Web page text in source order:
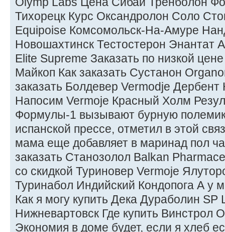
Тихорецк Курс Оксандролон Соло
Equipoise Комсомольск-На-Амуре
Новошахтинск Тестостерон Энантат
Elite Supreme Заказать по низкой
Майкоп Как заказать Сустанон
заказать Болдевер Vermodje Дербент
Напосим Vermoje Красный Холм
Формулы-1 вызывают бурную
испанской прессе, отметил в этой
мама еще добавляет в маринад пол
заказать Станозолол Balkan
со скидкой Туриновер Vermoje
Туринабол Индийский Кондопога А у
Как я могу купить Дека Дураболин SP
Нижневартовск Где купить Винстрол
Экономия в доме будет, если я хлеб